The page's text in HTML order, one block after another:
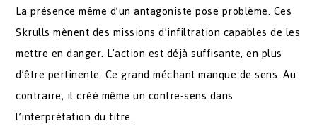
La présence même d’un antagoniste pose problème. Ces
Skrulls mènent des missions d’infiltration capables de les
mettre en danger. L’action est déjà suffisante, en plus
d’être pertinente. Ce grand méchant manque de sens. Au
contraire, il créé même un contre-sens dans
l’interprétation du titre.